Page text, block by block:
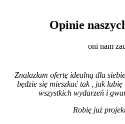
Opinie
oni nam
Znalazłam ofertę idealną dla
będzie się mieszkać tak , jak
wszystkich wydarzeń i
Robię już